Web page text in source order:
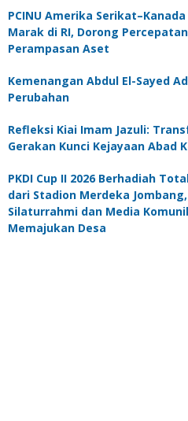
PCINU Amerika
Marak di RI, Dorong
Perampasan Aset
Kemenangan Abdul El-Sayed
Perubahan
Refleksi Kiai Imam Jazuli:
Gerakan Kunci Kejayaan Abad
PKDI Cup II 2026 Berhadiah
dari Stadion Merdeka
Silaturrahmi dan Media
Memajukan Desa